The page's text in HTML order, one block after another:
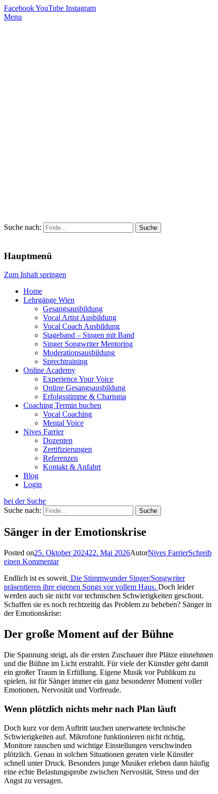
FacebookYouTube Instagram
Menu
Suche nach:
Hauptmenü
Zum Inhalt springen
Home
Lehrgänge Wien
Gesangsausbildung
Vocal Artist Ausbildung
Vocal Coach Ausbildung
Stageband – Singen mit Band
Singer Songwriter Mentoring
Moderationsausbildung
Sprechtraining
Online Academy
Experience Your Voice
Online Gesangsausbildung
Erfolgsstimme & Charisma
Coaching Termin buchen
Vocal Coaching
Mental Voice
Nives Farrier
Dozenten
Zertifizierungen
Referenzen
Kontakt & Anfahrt
Blog
Login
bei der Suche
Suche nach:
Sänger in der Emotionskrise
Posted on25. Oktober 202422. Mai 2026AutorNives FarrierSchreib
einen Kommentar
Endlich ist es soweit. Die Stimmwunder Singer/Songwriter
präsentieren ihre eigenen Songs vor vollem Haus. Doch leider
werden auch sie nicht vor technischen Schwierigkeiten geschont.
Schaffen sie es noch rechtzeitig das Problem zu beheben? Sänger in
der Emotionskrise:
Der große Moment auf der Bühne
Die Spannung steigt, als die ersten Zuschauer ihre Plätze einnehmen
und die Bühne im Licht erstrahlt. Für viele der Künstler geht damit
ein großer Traum in Erfüllung. Eigene Musik vor Publikum zu
spielen, ist für Sänger immer ein ganz besonderer Moment voller
Emotionen, Nervosität und Vorfreude.
Wenn plötzlich nichts mehr nach Plan läuft
Doch kurz vor dem Auftritt tauchen unerwartete technische
Schwierigkeiten auf. Mikrofone funktionieren nicht richtig,
Monitore rauschen und wichtige Einstellungen verschwinden
plötzlich. Genau in solchen Situationen geraten viele Künstler
schnell unter Druck. Besonders junge Musiker erleben dann häufig
eine echte Belastungsprobe zwischen Nervosität, Stress und der
Angst zu versagen.